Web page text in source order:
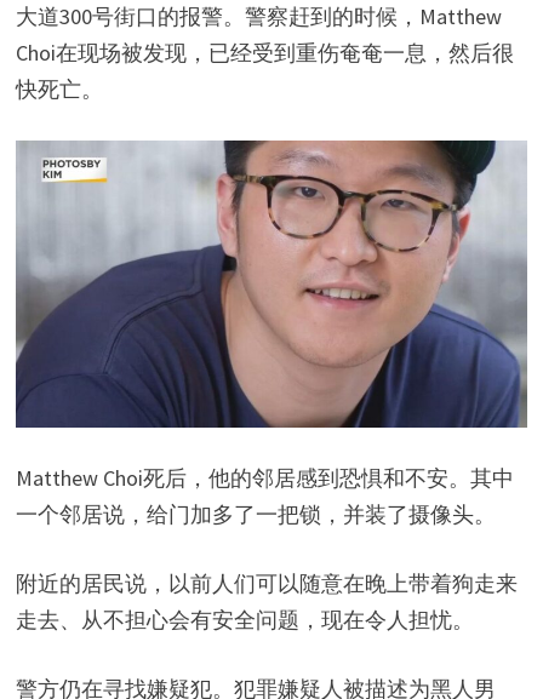
大道300号街口的报警。警察赶到的时候，Matthew
Choi在现场被发现，已经受到重伤奄奄一息，然后很
快死亡。
Matthew Choi死后，他的邻居感到恐惧和不安。其中
一个邻居说，给门加多了一把锁，并装了摄像头。
附近的居民说，以前人们可以随意在晚上带着狗走来
走去、从不担心会有安全问题，现在令人担忧。
警方仍在寻找嫌疑犯。犯罪嫌疑人被描述为黑人男